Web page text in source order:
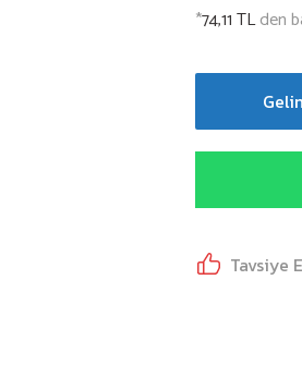
*74,11 TLden
Tavsiye